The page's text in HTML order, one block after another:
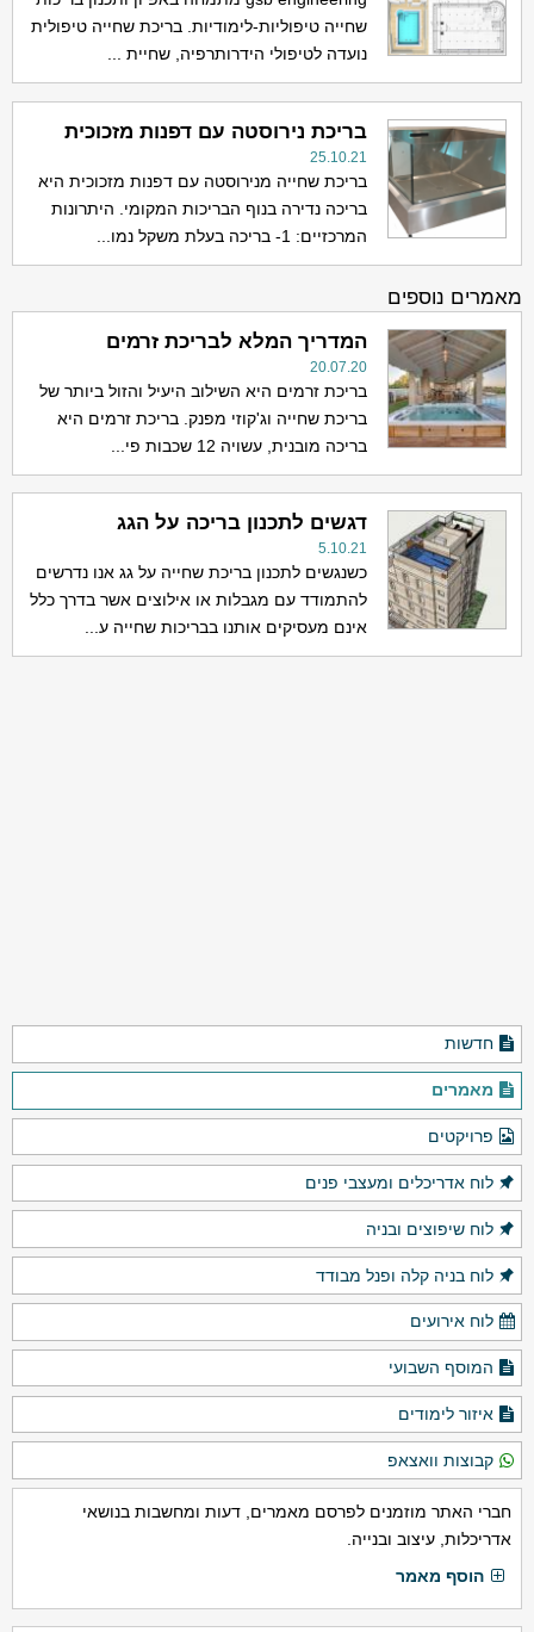
שחייה טיפוליות-לימודיות. בריכת שחייה טיפולית
נועדה לטיפולי הידרותרפיה, שחיית ...
בריכת נירוסטה עם דפנות מזכוכית
25.10.21
בריכת שחייה מנירוסטה עם דפנות מזכוכית היא
בריכה נדירה בנוף הבריכות המקומי. היתרונות
המרכזיים: 1- בריכה בעלת משקל נמו...
מאמרים נוספים
המדריך המלא לבריכת זרמים
20.07.20
בריכת זרמים היא השילוב היעיל והזול ביותר של
בריכת שחייה וג'קוזי מפנק. בריכת זרמים היא
בריכה מובנית, עשויה 12 שכבות פי...
דגשים לתכנון בריכה על הגג
5.10.21
כשנגשים לתכנון בריכת שחייה על גג אנו נדרשים
להתמודד עם מגבלות או אילוצים אשר בדרך כלל
אינם מעסיקים אותנו בבריכות שחייה ע...
חדשות
מאמרים
פרויקטים
לוח אדריכלים ומעצבי פנים
לוח שיפוצים ובניה
לוח בניה קלה ופנל מבודד
לוח אירועים
המוסף השבועי
איזור לימודים
קבוצות וואצאפ
חברי האתר מוזמנים לפרסם מאמרים, דעות ומחשבות בנושאי
אדריכלות, עיצוב ובנייה.
הוסף מאמר